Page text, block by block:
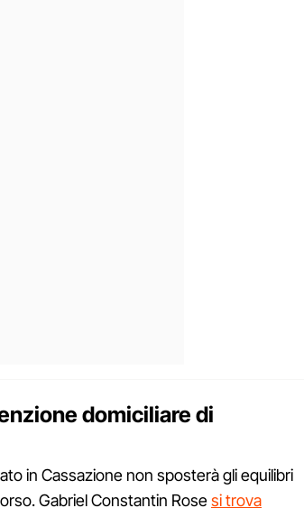
domiciliare di
in Cassazione non sposterà gli equilibri
Gabriel Constantin Rosesi trova